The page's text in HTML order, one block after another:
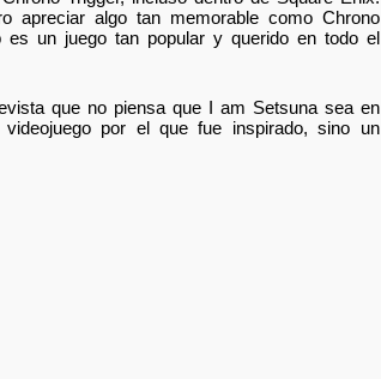
apreciar algo tan memorable como Chrono
un juego tan popular y querido en todo el
que no piensa que I am Setsuna sea en
por el que fue inspirado, sino un